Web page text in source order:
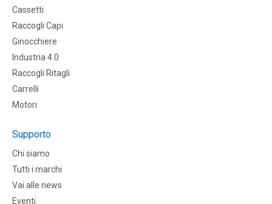
Cassetti
Raccogli Capi
Ginocchiere
Industria 4.0
Raccogli Ritagli
Carrelli
Motori
Supporto
Chi siamo
Tutti i marchi
Vai alle news
Eventi